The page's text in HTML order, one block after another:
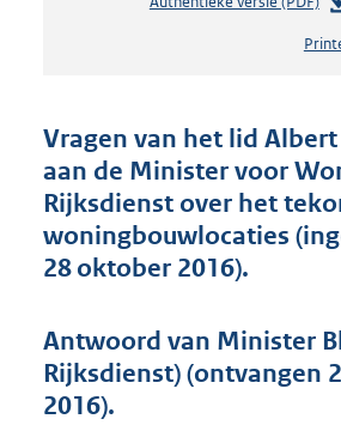
s
d
s
g
r
o
t
e
:
Vragen van het lid Albert
aan de Minister voor
Rijksdienst over het
woningbouwlocaties
28 oktober 2016).
Antwoord van Minister
Rijksdienst) (ontvangen
2016).